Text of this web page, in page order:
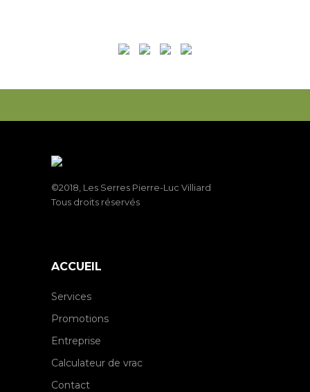
©2018, Les Serres Pierre-Luc Villiard
Tous droits réservés
ACCUEIL
Services
Promotions
Entreprise
Calculateur de vrac
Contact